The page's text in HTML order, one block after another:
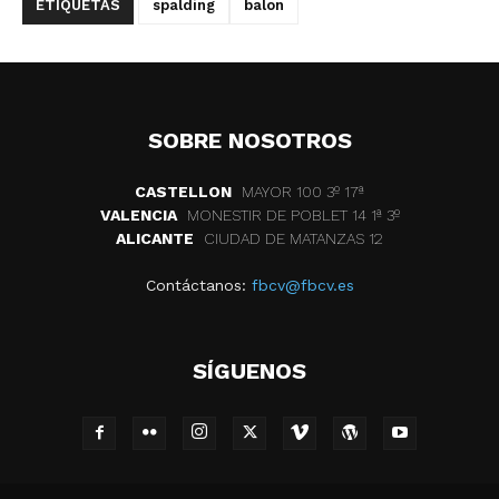
ETIQUETAS spalding balon
SOBRE NOSOTROS
CASTELLON
MAYOR 100 3º 17ª
VALENCIA
MONESTIR DE POBLET 14 1ª 3º
ALICANTE
CIUDAD DE MATANZAS 12
Contáctanos: fbcv@fbcv.es
SÍGUENOS